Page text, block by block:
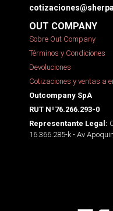
OUT COMPANY
Sobre Out Company
Términos y Condiciones
Devoluciones
Cotizaciones y ventas a
Outcompany SpA
RUT Nº76.266.293-0
Representante Legal:
16.366.285-k - Av